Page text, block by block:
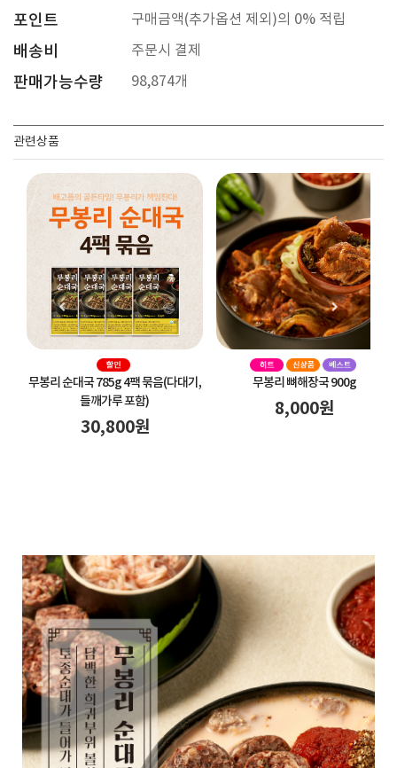
포인트 구매금액(추가옵션 제외)의 0% 적립
배송비 주문시 결제
판매가능수량 98,874개
관련상품
무봉리 뼈해장국 900g
8,000원
무봉리 내장탕 600g
8,000원